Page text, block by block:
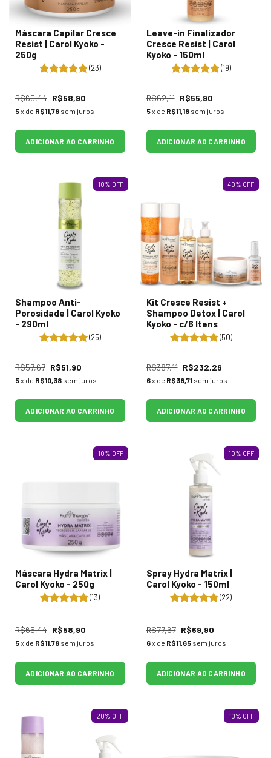
Máscara Capilar Cresce
Resist | Carol Kyoko -
250g
(23)
R$65,44 R$58,90
5x de R$11,78 sem juros
ADICIONAR AO CARRINHO
Leave-in Finalizador
Cresce Resist | Carol
Kyoko - 150ml
(19)
R$62,11 R$55,90
5x de R$11,18 sem juros
ADICIONAR AO CARRINHO
10% OFF
Shampoo Anti-
Porosidade | Carol Kyoko
- 290ml
(25)
R$57,67 R$51,90
5x de R$10,38 sem juros
ADICIONAR AO CARRINHO
40% OFF
Kit Cresce Resist +
Shampoo Detox | Carol
Kyoko - c/6 Itens
(50)
R$387,11 R$232,26
6x de R$38,71 sem juros
ADICIONAR AO CARRINHO
10% OFF
Máscara Hydra Matrix |
Carol Kyoko - 250g
(13)
R$65,44 R$58,90
5x de R$11,78 sem juros
ADICIONAR AO CARRINHO
10% OFF
Spray Hydra Matrix |
Carol Kyoko - 150ml
(22)
R$77,67 R$69,90
6x de R$11,65 sem juros
ADICIONAR AO CARRINHO
20% OFF 10% OFF